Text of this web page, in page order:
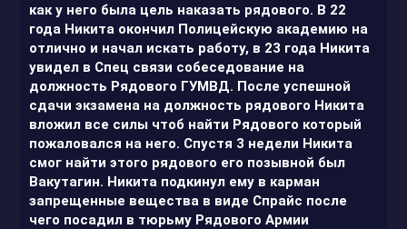
как у него была цель наказать рядового. В 22
года Никита окончил Полицейскую академию на
отлично и начал искать работу, в 23 года Никита
увидел в Спец связи собеседование на
должность Рядового ГУМВД. После успешной
сдачи экзамена на должность рядового Никита
вложил все силы чтоб найти Рядового который
пожаловался на него. Спустя 3 недели Никита
смог найти этого рядового его позывной был
Вакутагин. Никита подкинул ему в карман
запрещенные вещества в виде Спрайс после
чего посадил в тюрьму Рядового Армии